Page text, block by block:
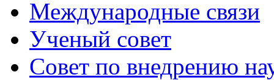
Международные связи
Ученый совет
Совет по внедрению